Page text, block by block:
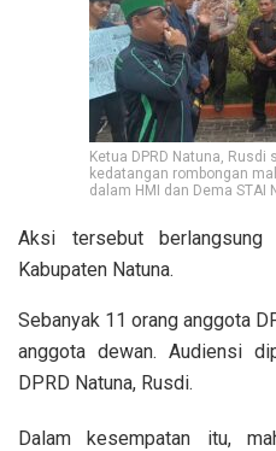
Ketua DPRD Natuna, Rusdi
kedatangan rombongan
dalam HMI dan Dema STAI
Aksi tersebut
Kabupaten Natuna.
Sebanyak 11 orang anggota
anggota dewan. Audiensi
DPRD Natuna, Rusdi.
Dalam kesempatan itu,